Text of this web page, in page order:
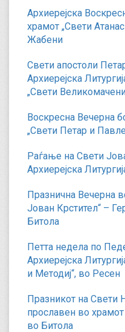
Архиерејска
храмот „Свети
Жабени
Свети апостоли
Архиерејска
„Свети
Воскресна Вечерна
„Свети Петар и
Раѓање на Свети
Архиерејска
Празнична Вечерна
Јован Крстител“ –
Битола
Петта недела по
Архиерејска
и Методиј“, во Ресен
Празникот на Свети
прославен во
во Битола